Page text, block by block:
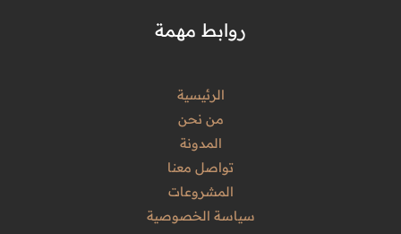
روابط مهمة
الرئيسية
من نحن
المدونة
تواصل معنا
المشروعات
سياسة الخصوصية